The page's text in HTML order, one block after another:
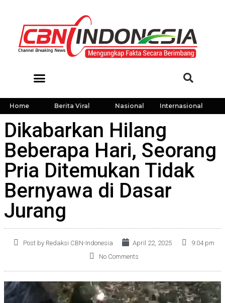
Home Berita Viral Nasional Internasional
Dikabarkan Hilang
Beberapa Hari, Seorang
Pria Ditemukan Tidak
Bernyawa di Dasar
Jurang
Post by Redaksi CBN-Indonesia April 22, 2025
9:04 pm
No Comments